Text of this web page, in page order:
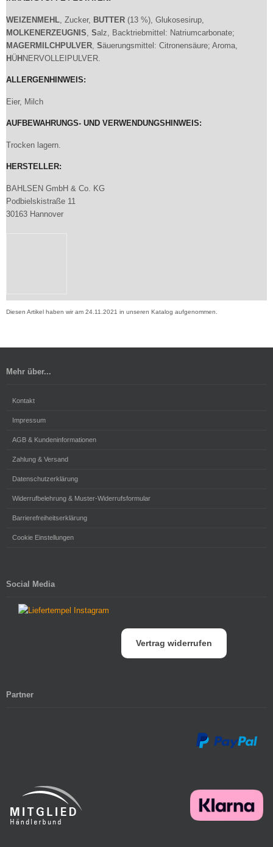
WEIZENME H L, Zucker, BUTTER (13 %), Glukosesirup,
MOLKENERZEUGNI S, Salz, Backtriebmittel: Natriumcarbonate;
MAGERMILCH PULVER, Säuerungsmittel: Citronensäure; Aroma,
H ÜH NERVOLLEIPULVER.
ALLERGENHINWEIS:
Eier, Milch
AUFBEWAHRUNGS- UND VERWENDUNGSHINWEIS:
Trocken lagern.
HERSTELLER:
BAHLSEN GmbH & Co. KG
Podbielskistraße 11
30163 Hannover
Diesen Artikel haben wir am 24.11.2021 in unseren Katalog aufgenommen.
Mehr über...
Kontakt
Impressum
AGB & Kundeninformationen
Zahlung & Versand
Datenschutzerklärung
Widerrufbelehrung & Muster-Widerrufsformular
Barrierefreiheitserklärung
Cookie Einstellungen
Social Media
Vertrag widerrufen
Partner